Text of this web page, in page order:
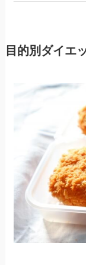
目的別ダイエ